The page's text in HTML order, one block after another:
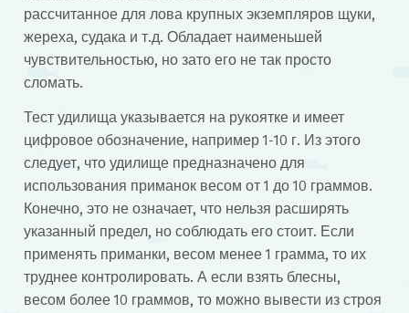
рассчитанное для лова крупных экземпляров щуки,
жереха, судака и т.д. Обладает наименьшей
чувствительностью, но зато его не так просто
сломать.
Тест удилища указывается на рукоятке и имеет
цифровое обозначение, например 1-10 г. Из этого
следует, что удилище предназначено для
использования приманок весом от 1 до 10 граммов.
Конечно, это не означает, что нельзя расширять
указанный предел, но соблюдать его стоит. Если
применять приманки, весом менее 1 грамма, то их
труднее контролировать. А если взять блесны,
весом более 10 граммов, то можно вывести из строя